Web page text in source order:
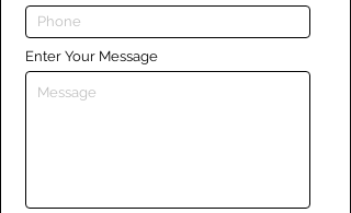
Enter Your Message